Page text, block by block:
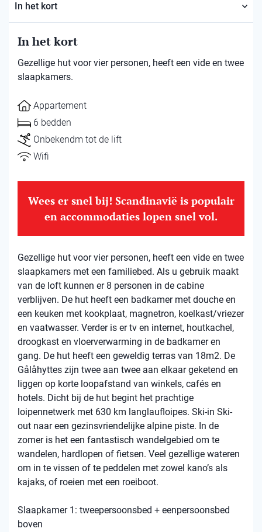
In het kort
In het kort
Gezellige hut voor vier personen, heeft een vide en twee
slaapkamers.
Appartement
6 bedden
Onbekendm tot de lift
Wifi
Wees er snel bij! Scandinavië is populair
en accommodaties lopen snel vol.
Gezellige hut voor vier personen, heeft een vide en twee
slaapkamers met een familiebed. Als u gebruik maakt
van de loft kunnen er 8 personen in de cabine
verblijven. De hut heeft een badkamer met douche en
een keuken met kookplaat, magnetron, koelkast/vriezer
en vaatwasser. Verder is er tv en internet, houtkachel,
droogkast en vloerverwarming in de badkamer en
gang. De hut heeft een geweldig terras van 18m2. De
Gålåhyttes zijn twee aan twee aan elkaar geketend en
liggen op korte loopafstand van winkels, cafés en
hotels. Dicht bij de hut begint het prachtige
loipennetwerk met 630 km langlaufloipes. Ski-in Ski-
out naar een gezinsvriendelijke alpine piste. In de
zomer is het een fantastisch wandelgebied om te
wandelen, hardlopen of fietsen. Veel gezellige wateren
om in te vissen of te peddelen met zowel kano’s als
kajaks, of roeien met een roeiboot.
Slaapkamer 1: tweepersoonsbed + eenpersoonsbed
boven